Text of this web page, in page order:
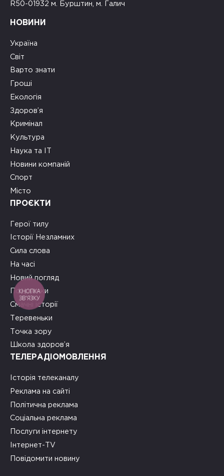
R50-01932 м. Бурштин, м. Галич
НОВИНИ
Україна
Світ
Варто знати
Гроші
Екологія
Здоров’я
Кримінал
Культура
Наука та ІТ
Новини компаній
Спорт
Місто
ПРОЄКТИ
Герої тилу
Історії Незламних
Сила слова
На часі
Новий погляд
Подружки
Смачні історії
Теревеньки
Точка зору
Школа здоров’я
ТЕЛЕРАДІОМОВЛЕННЯ
Історія телеканалу
Реклама на сайті
Політична реклама
Соціальна реклама
Послуги інтернету
Інтернет-TV
Повідомити новину
КНОПКА
ЗВ'ЯЗКУ